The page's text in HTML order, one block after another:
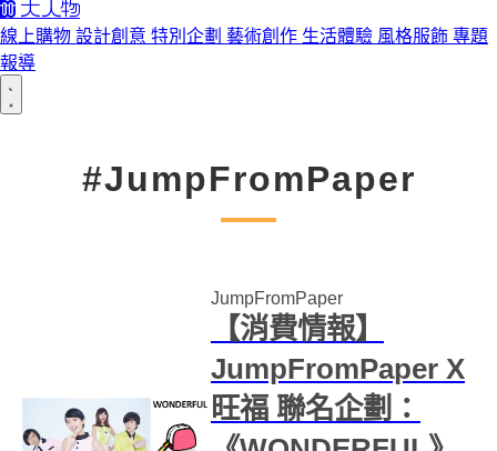
線上購物 設計創意 特別企劃 藝術創作 生活體驗 風格服飾 專題
報導
#JumpFromPaper
JumpFromPaper
【消費情報】
JumpFromPaper X
旺福 聯名企劃：